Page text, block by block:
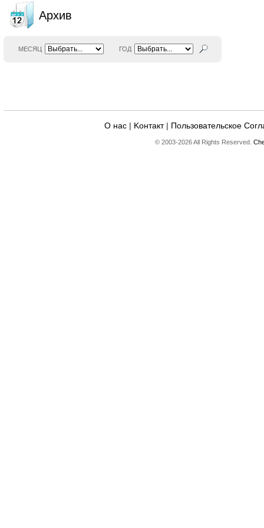
Архив
МЕСЯЦ ГОД
О нас | Kонтакт| Пользовательское
© 2003-2026 All Rights Reserved.